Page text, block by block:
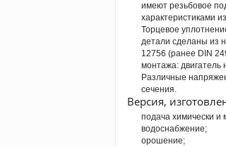
имеют резьбовое
характеристиками
Торцевое
детали сделаны из
12756 (ранее DIN
монтажа: двигатель
Различные
сечения.
Версия,
подача химически и
водоснабжение;
орошение;